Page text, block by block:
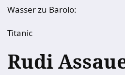
Wasser zu Barolo:
Titanic
Rudi